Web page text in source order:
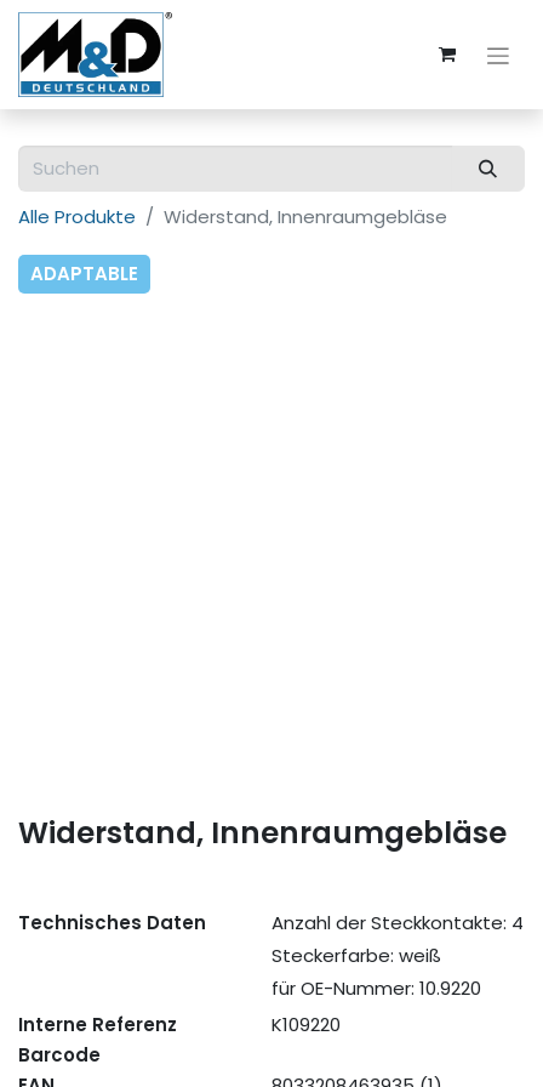
Alle Produkte Widerstand, Innenraumgebläse
ADAPTABLE
Widerstand, Innenraumgebläse
Technisches Daten
Anzahl der Steckkontakte: 4
Steckerfarbe: weiß
für OE-Nummer: 10.9220
Interne Referenz
K109220
Barcode